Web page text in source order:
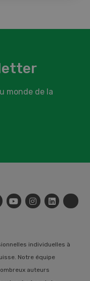
monde de la
individuelles à
Notre équipe
auteurs